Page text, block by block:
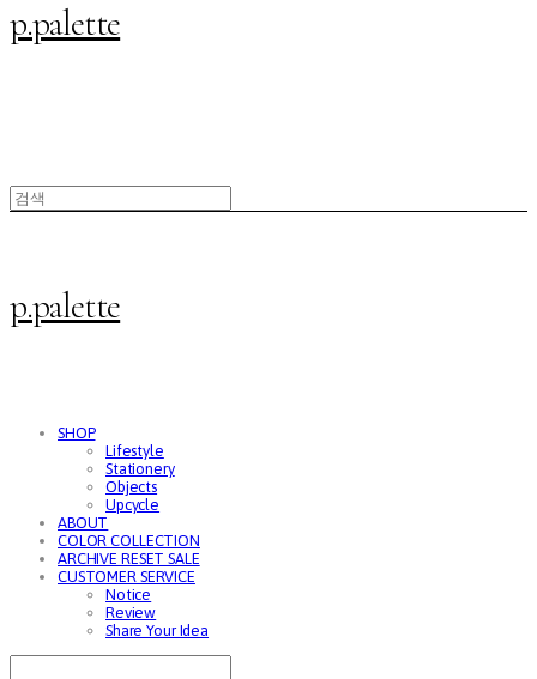
p.palette
p.palette
SHOP
Lifestyle
Stationery
Objects
Upcycle
ABOUT
COLOR COLLECTION
ARCHIVE RESET SALE
CUSTOMER SERVICE
Notice
Review
Share Your Idea